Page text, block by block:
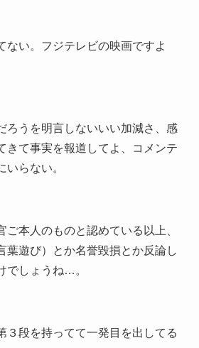
ない。フジテレビの映画ですよ
ろうを明言しないいい加減さ、感
きて事実を報道してよ、コメンテ
いらない。
ご本人のものと認めている以上、
葉遊び）とか名誉毀損とか反論し
でしょうね…。
３段を持ってて一発目を出してる